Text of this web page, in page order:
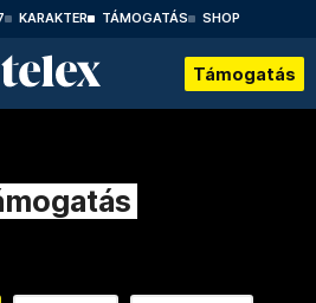
KARAKTER TÁMOGATÁS SHOP
Támogatás